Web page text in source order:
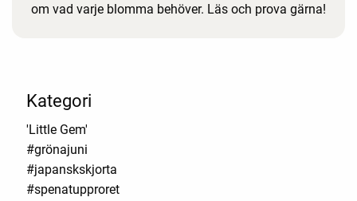
om vad varje blomma behöver. Läs och prova gärna!
Kategori
'Little Gem'
#grönajuni
#japanskskjorta
#spenatupproret